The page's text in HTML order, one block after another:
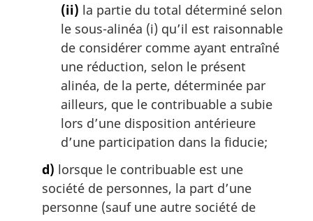
(ii) la partie du total déterminé selon
le sous-alinéa (i) qu’il est raisonnable
de considérer comme ayant entraîné
une réduction, selon le présent
alinéa, de la perte, déterminée par
ailleurs, que le contribuable a subie
lors d’une disposition antérieure
d’une participation dans la fiducie;
d) lorsque le contribuable est une
société de personnes, la part d’une
personne (sauf une autre société de